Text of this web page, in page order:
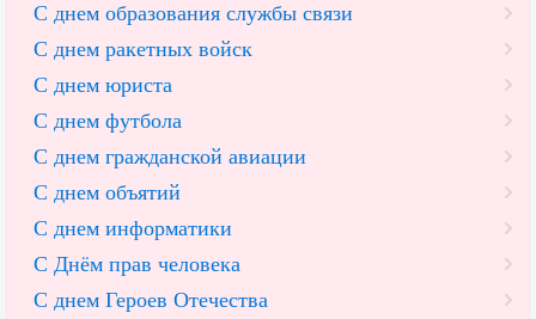
С днем образования службы связи
С днем ракетных войск
С днем юриста
С днем футбола
С днем гражданской авиации
С днем объятий
С днем информатики
С Днём прав человека
С днем Героев Отечества